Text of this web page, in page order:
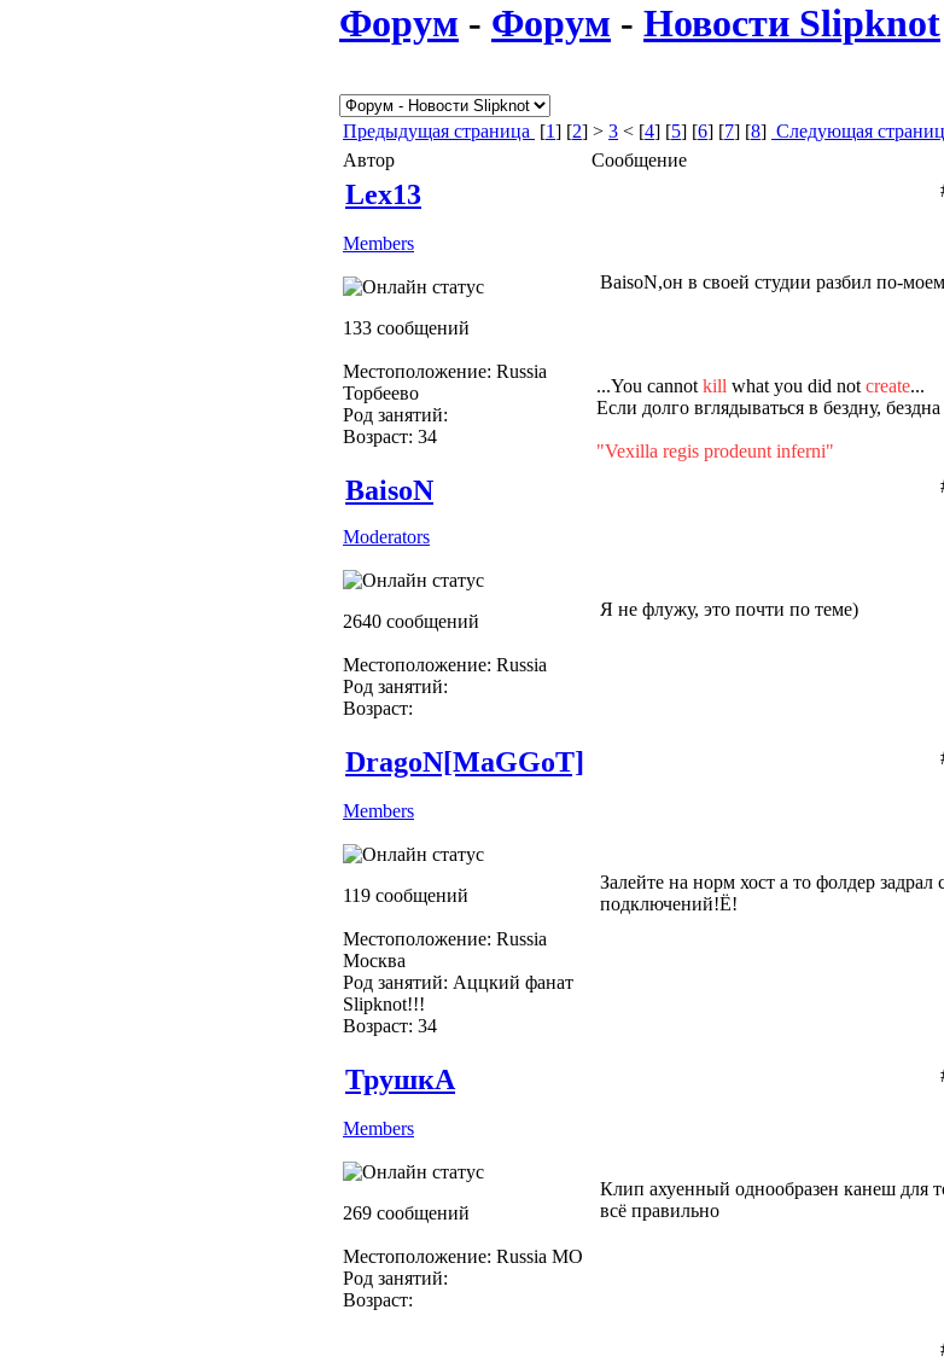
Форум - Форум - Новости Slipknot
Предыдущая страница [1] [2] > 3 < [4] [5] [6] [7] [8] Следующая
Автор
Сообщение
Lex13
Members
133 сообщений
Местоположение: Russia
Торбеево
Род занятий:
Возраст: 34
BaisoN,он в своей студии разбил по-
...You cannot kill what you did not create...
Если долго вглядываться в бездну,
"Vexilla regis prodeunt inferni"
BaisoN
Moderators
2640 сообщений
Местоположение: Russia
Род занятий:
Возраст:
Я не флужу, это почти по теме)
DragoN[MaGGoT]
Members
119 сообщений
Местоположение: Russia
Москва
Род занятий: Аццкий фанат
Slipknot!!!
Возраст: 34
Залейте на норм хост а то фолдер
подключений!Ё!
ТрушкА
Members
269 сообщений
Местоположение: Russia МО
Род занятий:
Возраст:
Клип ахуенный однообразен канеш для
всё правильно